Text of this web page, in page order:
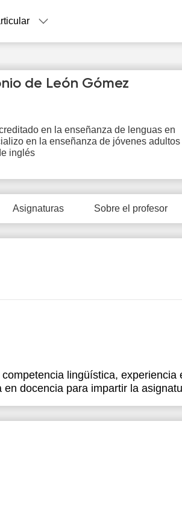
de León Gómez
en la enseñanza de lenguas en
en la enseñanza de jóvenes adultos
inglés
Asignaturas Sobre el profesor
lingüística,
docencia para impartir la
Tu